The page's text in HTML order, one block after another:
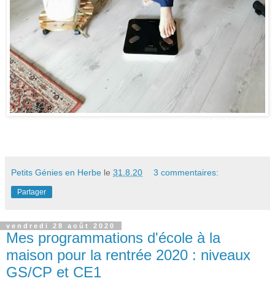
Petits Génies en Herbe le 31.8.20 3 commentaires:
Partager
vendredi 28 août 2020
Mes programmations d'école à la
maison pour la rentrée 2020 : niveaux
GS/CP et CE1